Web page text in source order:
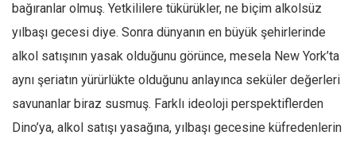
Avrupa
Asya
Afrika
İslam Dünyası
bağıranlar olmuş. Yetkililere tükürükler, ne biçim alkolsüz
yılbaşı gecesi diye. Sonra dünyanın en büyük şehirlerinde
alkol satışının yasak olduğunu görünce, mesela New York’ta
aynı şeriatın yürürlükte olduğunu anlayınca seküler değerleri
savunanlar biraz susmuş. Farklı ideoloji perspektiflerden
Dino’ya, alkol satışı yasağına, yılbaşı gecesine küfredenlerin